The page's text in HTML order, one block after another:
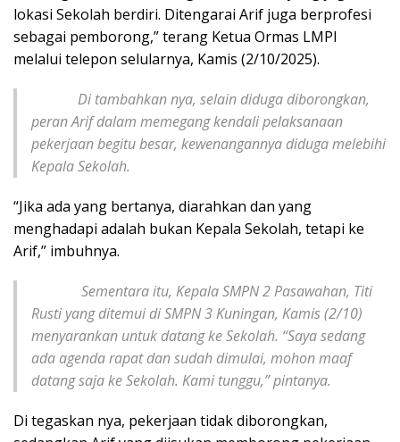
lokasi Sekolah berdiri. Ditengarai Arif juga berprofesi
sebagai pemborong,” terang Ketua Ormas LMPI
melalui telepon selularnya, Kamis (2/10/2025).
Di tambahkan nya, selain diduga diborongkan,
peran Arif dalam memegang kendali pelaksanaan
pekerjaan begitu besar, kewenangannya diduga melebihi
Kepala Sekolah.
“Jika ada yang bertanya, diarahkan dan yang
menghadapi adalah bukan Kepala Sekolah, tetapi ke
Arif,” imbuhnya.
Sementara itu, Kepala SMPN 2 Pasawahan, Titi
Rusti yang ditemui di SMPN 3 Kuningan, Kamis (2/10)
menyarankan untuk datang ke Sekolah. “Saya sedang
ada agenda rapat dan sudah dimulai, mohon maaf
datang saja ke Sekolah. Kami tunggu,” pintanya.
Di tegaskan nya, pekerjaan tidak diborongkan,